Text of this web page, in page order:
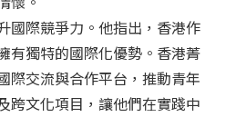
國際競爭力。他指出，香港作
有獨特的國際化優勢。香港菁
際交流與合作平台，推動青年
跨文化項目，讓他們在實踐中